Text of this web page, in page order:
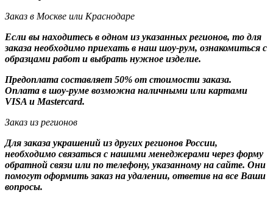
Заказ в Москве или Краснодаре
Если вы находитесь в одном из указанных регионов, то для
заказа необходимо приехать в наш шоу-рум, ознакомиться с
образцами работ и выбрать нужное изделие.
Предоплата составляет 50% от стоимости заказа.
Оплата в шоу-руме возможна наличными или картами
VISA и Mastercard.
Заказ из регионов
Для заказа украшений из других регионов России,
необходимо связаться с нашими менеджерами через форму
обратной связи или по телефону, указанному на сайте. Они
помогут оформить заказ на удалении, ответив на все Ваши
вопросы.